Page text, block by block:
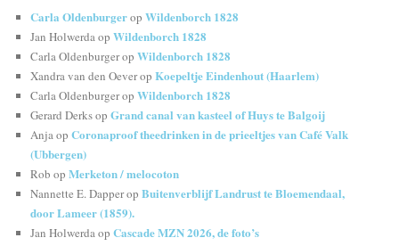
Carla OldenburgeropWildenborch 1828
Jan HolwerdaopWildenborch 1828
Carla OldenburgeropWildenborch 1828
Xandra van den OeveropKoepeltje Eindenhout (Haarlem)
Carla OldenburgeropWildenborch 1828
Gerard DerksopGrand canal van kasteel of Huys te Balgoij
AnjaopCoronaproof theedrinken in de prieeltjes van Café Valk
(Ubbergen)
Rob opMerketon / melocoton
Nannette E. DapperopBuitenverblijf Landrust te Bloemendaal,
door Lameer (1859).
Jan HolwerdaopCascade MZN 2026, de foto’s